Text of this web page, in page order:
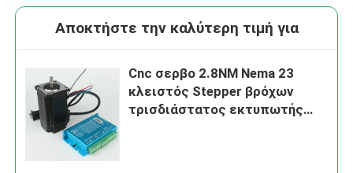
Αποκτήστε την καλύτερη τιμή για
Cnc σερβο 2.8NM Nema 23
κλειστός Stepper βρόχων
τρισδιάστατος εκτυπωτής